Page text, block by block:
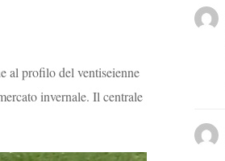
al profilo del ventiseienne
invernale. Il centrale